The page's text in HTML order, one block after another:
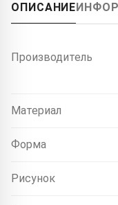
ОПИСАНИЕ
Производитель
Материал
Форма
Рисунок